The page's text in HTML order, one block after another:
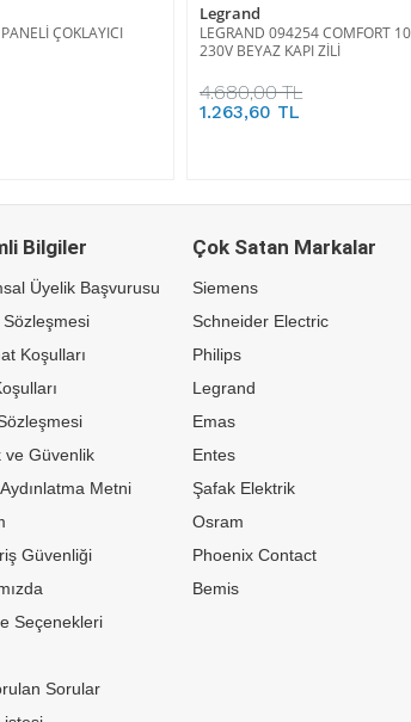
ÇOKLAYICI
Legrand
LEGRAND 094254 COMFORT
230V BEYAZ KAPI ZİLİ
4.680,00 TL
1.263,60 TL
Bilgiler
Üyelik Başvurusu
Sözleşmesi
Koşulları
ve Güvenlik
Metni
Güvenliği
Seçenekleri
Sorular
Çok Satan Markalar
Siemens
Schneider Electric
Philips
Legrand
Emas
Entes
Şafak Elektrik
Osram
Phoenix Contact
Bemis